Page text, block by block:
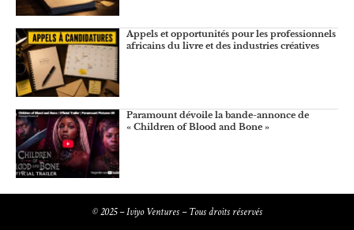
Appels et opportunités pour les professionnels
africains du livre et des industries créatives
Paramount dévoile la bande-annonce de
« Children of Blood and Bone »
© 2025 – Iviyo Ventures – Tous droits réservés